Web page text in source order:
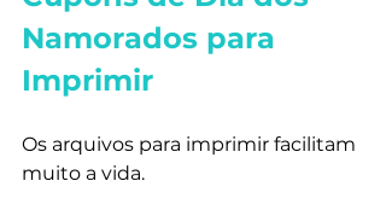
Namorados para
Imprimir
Os arquivos para imprimir facilitam
muito a vida.